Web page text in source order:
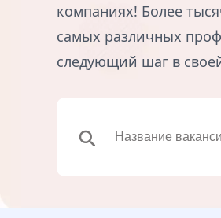
компаниях! Более
самых различных
следующий шаг в
search